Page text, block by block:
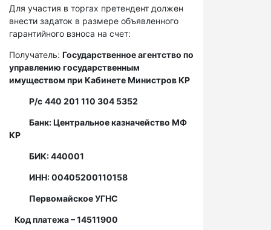
Для участия в торгах претендент должен
внести задаток в размере объявленного
гарантийного взноса на счет:
Получатель: Государственное агентство по
управлению государственным
имуществом при Кабинете Министров КР
Р/с 440 201 110 304 5352
Банк: Центральное казначейство МФ
КР
БИК: 440001
ИНН: 00405200110158
Первомайское УГНС
Код платежа – 14511900